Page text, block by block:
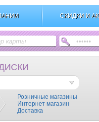
СКИДКИ И
Розничные магазины
Интернет магазин
Доставка